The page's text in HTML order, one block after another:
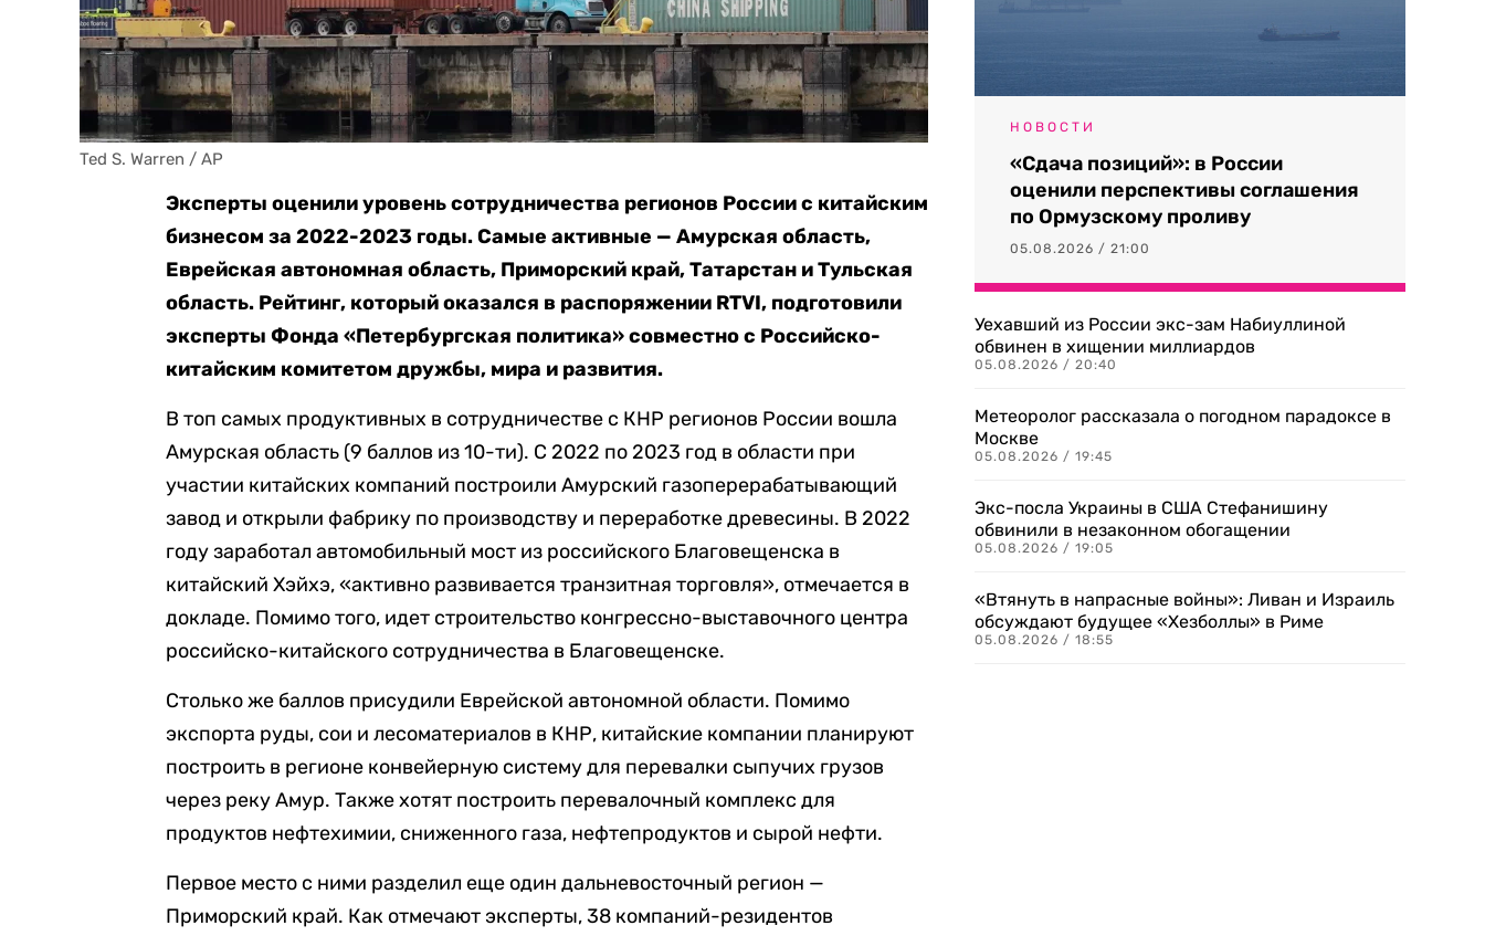
Ted S. Warren / AP
Эксперты оценили уровень сотрудничества регионов России с китайским
бизнесом за 2022-2023 годы. Самые активные — Амурская область,
Еврейская автономная область, Приморский край, Татарстан и Тульская
область. Рейтинг, который оказался в распоряжении RTVI, подготовили
эксперты Фонда «Петербургская политика» совместно с Российско-
китайским комитетом дружбы, мира и развития.
В топ самых продуктивных в сотрудничестве с КНР регионов России вошла
Амурская область (9 баллов из 10-ти). С 2022 по 2023 год в области при
участии китайских компаний построили Амурский газоперерабатывающий
завод и открыли фабрику по производству и переработке древесины. В 2022
году заработал автомобильный мост из российского Благовещенска в
китайский Хэйхэ, «активно развивается транзитная торговля», отмечается в
докладе. Помимо того, идет строительство конгрессно-выставочного центра
российско-китайского сотрудничества в Благовещенске.
Столько же баллов присудили Еврейской автономной области. Помимо
экспорта руды, сои и лесоматериалов в КНР, китайские компании планируют
построить в регионе конвейерную систему для перевалки сыпучих грузов
через реку Амур. Также хотят построить перевалочный комплекс для
продуктов нефтехимии, сниженного газа, нефтепродуктов и сырой нефти.
Первое место с ними разделил еще один дальневосточный регион —
Приморский край. Как отмечают эксперты, 38 компаний-резидентов
НОВОСТИ
«Сдача позиций»: в России
оценили перспективы соглашения
по Ормузскому проливу
05.08.2026 / 21:00
Уехавший из России экс-зам Набиуллиной
обвинен в хищении миллиардов
05.08.2026 / 20:40
Метеоролог рассказала о погодном парадоксе в
Москве
05.08.2026 / 19:45
Экс-посла Украины в США Стефанишину
обвинили в незаконном обогащении
05.08.2026 / 19:05
«Втянуть в напрасные войны»: Ливан и Израиль
обсуждают будущее «Хезболлы» в Риме
05.08.2026 / 18:55